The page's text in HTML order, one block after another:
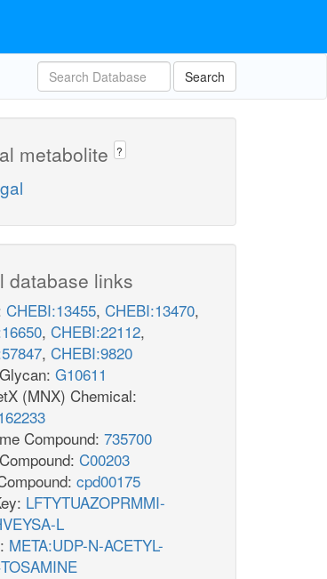
Search
metabolite ?
database links
CHEBI:13455, CHEBI:13470,
, CHEBI:22112,
, CHEBI:9820
G10611
(MNX) Chemical:
Compound: 735700
C00203
cpd00175
LFTYTUAZOPRMMI-
L
META:UDP-N-ACETYL-